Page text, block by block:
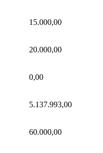
15.000,00
20.000,00
0,00
5.137.993,00
60.000,00